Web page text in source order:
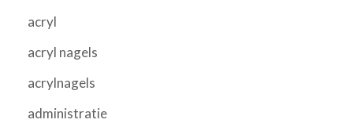
acryl
acryl nagels
acrylnagels
administratie